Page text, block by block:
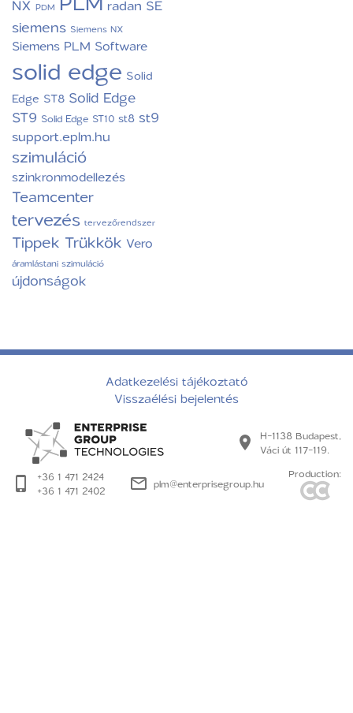
NX PDM radan SE
siemens Siemens NX
Siemens PLM Software
solid edge Solid
Edge ST8 Solid Edge
ST9 Solid Edge ST10 st8 st9
support.eplm.hu
szimuláció
szinkronmodellezés
Teamcenter
tervezés tervezőrendszer
Tippek Trükkök Vero
áramlástani szimuláció
újdonságok
Adatkezelési tájékoztató
Visszaélési bejelentés
H-1138 Budapest,
Váci út 117-119.
+36 1 471 2424
+36 1 471 2402
plm@enterprisegroup.hu
Production: